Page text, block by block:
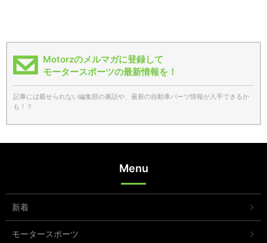
Motorzのメルマガに登録して
モータースポーツの最新情報を！
記事には載せられない編集部の裏話や、最新の自動車パーツ情報が入手できるか
も！？
Menu
新着
モータースポーツ